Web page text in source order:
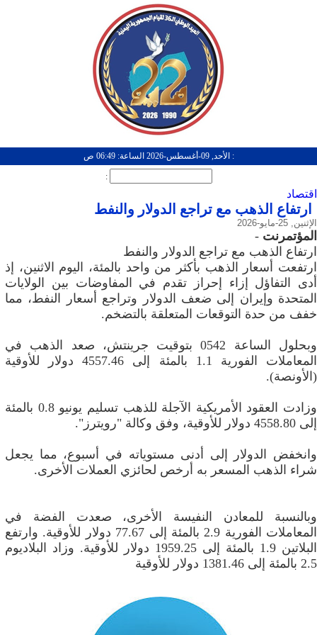
: الأحد, 09-أغسطس-2026 الساعة: 06:49 ص
:
اقتصاد
ارتفاع الذهب مع تراجع الدولار والنفط
الإثنين, 25-مايو-2026
المؤتمرنت -
ارتفاع الذهب مع تراجع الدولار والنفط
ارتفعت أسعار الذهب بأكثر من واحد بالمئة، اليوم الاثنين، إذ
أدى التفاؤل إزاء إحراز تقدم في المفاوضات بين الولايات
المتحدة وإيران إلى ضعف الدولار وتراجع أسعار ‌النفط، مما
خفف من حدة التوقعات المتعلقة بالتضخم.
وبحلول الساعة 0542 بتوقيت جرينتش، صعد الذهب في
المعاملات الفورية 1.1 بالمئة إلى 4557.46 دولار للأوقية
(الأونصة).
وزادت العقود الأمريكية الآجلة للذهب تسليم يونيو 0.8 بالمئة
إلى 4558.80 دولار للأوقية، وفق وكالة "رويترز".
وانخفض الدولار إلى أدنى مستوياته في أسبوع، مما يجعل
شراء ⁠الذهب المسعر به أرخص لحائزي العملات الأخرى.
وبالنسبة ⁠للمعادن النفيسة الأخرى، صعدت الفضة في
المعاملات الفورية 2.9 بالمئة إلى 77.67 دولار للأوقية. وارتفع
البلاتين 1.9 بالمئة إلى 1959.25 دولار للأوقية. وزاد البلاديوم
2.5 بالمئة إلى 1381.46 دولار للأوقية